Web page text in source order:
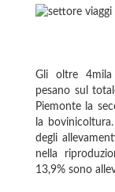
Gli oltre 4mila
pesano sul
Piemonte la
la
degli
nella
13,9% sono